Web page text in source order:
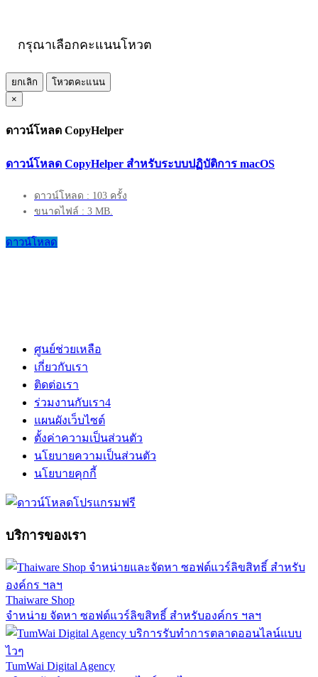
กรุณาเลือกคะแนนโหวต
ยกเลิก
โหวตคะแนน
×
ดาวน์โหลด CopyHelper
ดาวน์โหลด CopyHelper สำหรับระบบปฏิบัติการ macOS
ดาวน์โหลด : 103 ครั้ง
ขนาดไฟล์ : 3 MB.
ดาวน์โหลด
ศูนย์ช่วยเหลือ
เกี่ยวกับเรา
ติดต่อเรา
ร่วมงานกับเรา4
แผนผังเว็บไซต์
ตั้งค่าความเป็นส่วนตัว
นโยบายความเป็นส่วนตัว
นโยบายคุกกี้
บริการของเรา
Thaiware Shop
จำหน่าย จัดหา ซอฟต์แวร์ลิขสิทธิ์ สำหรับองค์กร ฯลฯ
TumWai Digital Agency